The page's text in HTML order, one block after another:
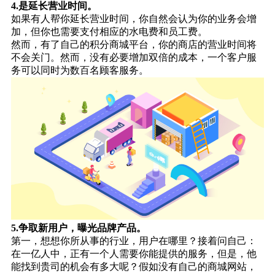
4.是延长营业时间。
如果有人帮你延长营业时间，你自然会认为你的业务会增
加，但你也需要支付相应的水电费和员工费。
然而，有了自己的积分商城平台，你的商店的营业时间将
不会关门。然而，没有必要增加双倍的成本，一个客户服
务可以同时为数百名顾客服务。
5.争取新用户，曝光品牌产品。
第一，想想你所从事的行业，用户在哪里？接着问自己：
在一亿人中，正有一个人需要你能提供的服务，但是，他
能找到贵司的机会有多大呢？假如没有自己的商城网站，